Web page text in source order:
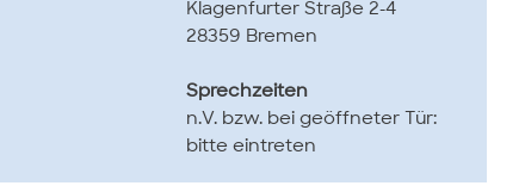
Klagenfurter Straße 2-4
28359 Bremen
Sprechzeiten
n.V. bzw. bei geöffneter Tür:
bitte eintreten